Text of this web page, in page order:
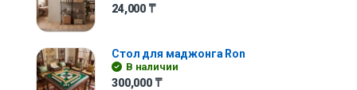
24,000 ₸
Стол для маджонга Ron
В наличии
300,000 ₸